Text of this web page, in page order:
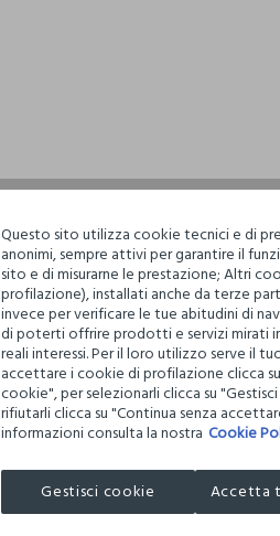
FUORI TUTTO
Questo sito utilizza cookie tecnici e di
anonimi, sempre attivi per garantire il
sito e di misurarne le prestazione; Altri
profilazione), installati anche da terze
invece per verificare le tue abitudini di
di poterti offrire prodotti e servizi mirati
reali interessi. Per il loro utilizzo serve il
accettare i cookie di profilazione clicca
cookie", per selezionarli clicca su
rifiutarli clicca su "Continua senza
informazioni consulta la nostra Cookie
Gestisci cookie Accetta